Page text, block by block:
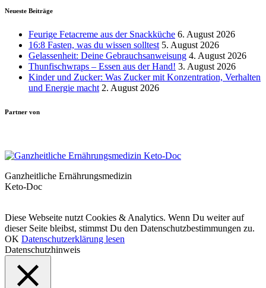
Neueste Beiträge
Feurige Fetacreme aus der Snackküche 6. August 2026
16:8 Fasten, was du wissen solltest 5. August 2026
Gelassenheit: Deine Gebrauchsanweisung 4. August 2026
Thunfischwraps – Essen aus der Hand! 3. August 2026
Kinder und Zucker: Was Zucker mit Konzentration, Verhalten
und Energie macht 2. August 2026
Partner von
Ganzheitliche Ernährungsmedizin
Keto-Doc
Diese Webseite nutzt Cookies & Analytics. Wenn Du weiter auf
dieser Seite bleibst, stimmst Du den Datenschutzbestimmungen zu.
OK Datenschutzerklärung lesen
Datenschutzhinweis